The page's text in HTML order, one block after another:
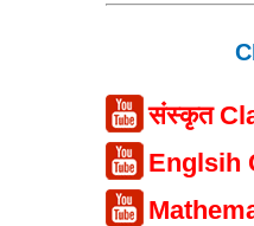
संस्कृत
Englsih